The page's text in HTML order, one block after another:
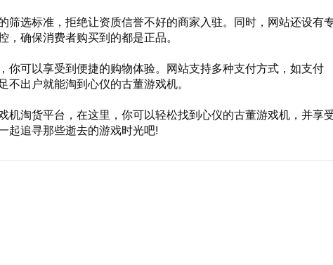
筛选标准，拒绝让资质信誉不好的商家入驻。同时，网站还设有
确保消费者购买到的都是正品。
你可以享受到便捷的购物体验。网站支持多种支付方式，如支付
出户就能淘到心仪的古董游戏机。
机淘货平台，在这里，你可以轻松找到心仪的古董游戏机，并享
起追寻那些逝去的游戏时光吧!